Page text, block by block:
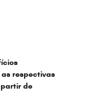
respectivas
de